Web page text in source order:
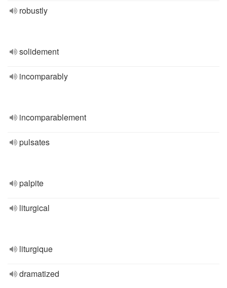
robustly
solidement
incomparably
incomparablement
pulsates
palpite
liturgical
liturgique
dramatized